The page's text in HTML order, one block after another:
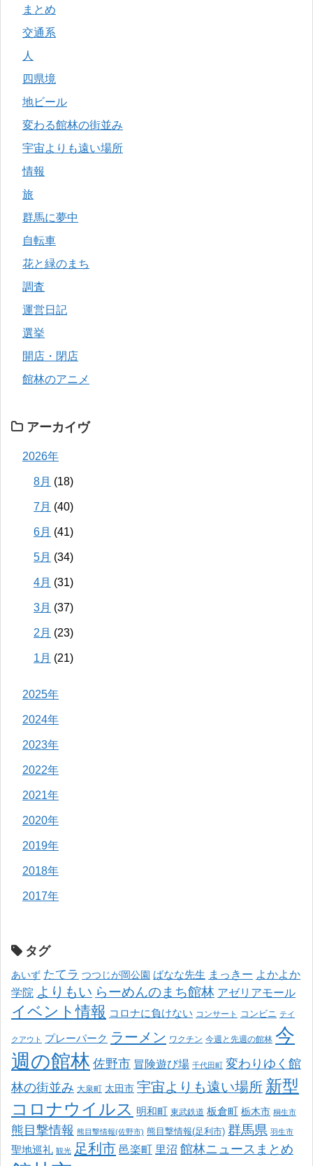
まとめ
交通系
人
四県境
地ビール
変わる館林の街並み
宇宙よりも遠い場所
情報
旅
群馬に夢中
自転車
花と緑のまち
調査
運営日記
選挙
開店・閉店
館林のアニメ
アーカイヴ
2026年
8月 (18)
7月 (40)
6月 (41)
5月 (34)
4月 (31)
3月 (37)
2月 (23)
1月 (21)
2025年
2024年
2023年
2022年
2021年
2020年
2019年
2018年
2017年
タグ
あいず たてラ つつじが岡公園 ばなな先生 まっきー よかよか
学院 よりもい らーめんのまち館林 アゼリアモール
イベント情報 コロナに負けない コンサート コンビニ テイ
クアウト プレーパーク ラーメン ワクチン 今週と先週の館林 今
週の館林 佐野市 冒険遊び場 千代田町 変わりゆく館
林の街並み 大泉町 太田市 宇宙よりも遠い場所 新型
コロナウイルス 明和町 東武鉄道 板倉町 栃木市 桐生市
熊目撃情報 熊目撃情報(佐野市) 熊目撃情報(足利市) 群馬県 羽生市
聖地巡礼 観光 足利市 邑楽町 里沼 館林ニュースまとめ